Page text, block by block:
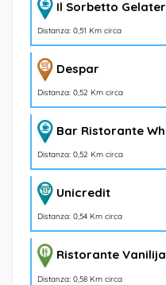
Il Sorbetto
Distanza: 0,51 Km circa
Despar
Distanza: 0,52 Km circa
Bar Ristorante
Distanza: 0,52 Km circa
Unicredit
Distanza: 0,54 Km circa
Ristorante Vanilija
Distanza: 0,58 Km circa